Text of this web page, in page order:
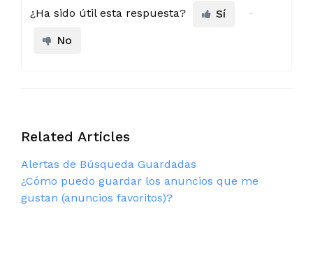
¿Ha sido útil esta respuesta?
Sí
No
Related Articles
Alertas de Búsqueda Guardadas
¿Cómo puedo guardar los anuncios que me
gustan (anuncios favoritos)?